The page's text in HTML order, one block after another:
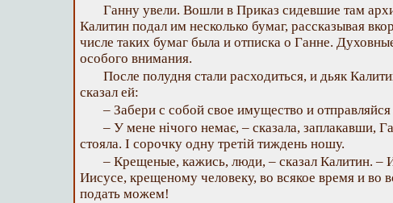
Ганну увели. Вошли в Приказ сидевшие там
Калитин подал им несколько бумаг, рассказывая
числе таких бумаг была и отписка о Ганне.
особого внимания.
После полудня стали расходиться, и дьяк
сказал ей:
– Забери с собой свое имущество и
– У мене нічого немає, – сказала, заплакавши,
стояла. I сорочку одну третій тиждень ношу.
– Крещеные, кажись, люди, – сказал Калитин. –
Иисусе, крещеному человеку, во всякое время и во
подать можем!